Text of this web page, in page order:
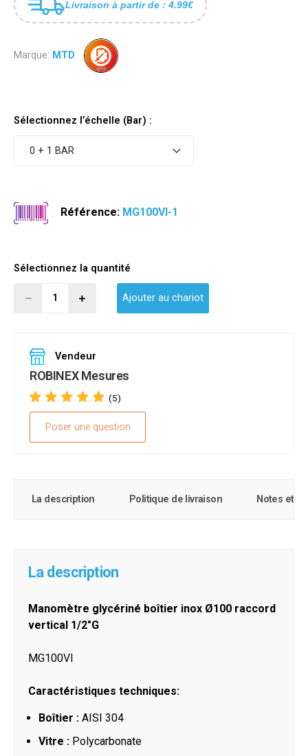
Livraison à partir de : 4.99€
Marque: MTD
Sélectionnez l’échelle (Bar) :
0 + 1 BAR
Référence: MG100VI-1
Sélectionnez la quantité
Ajouter au chariot
Vendeur
ROBINEX Mesures
(5)
Poser une question
La description Politique de livraison Notes et
La description
Manomètre glycériné boîtier inox Ø100 raccord
vertical 1/2"G
MG100VI
Caractéristiques techniques:
Boîtier : AISI 304
Vitre : Polycarbonate